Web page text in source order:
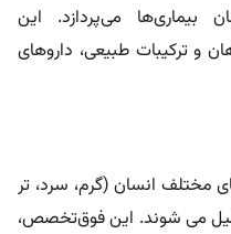
بیماری‌ها می‌پردازد. این
ترکیبات طبیعی، داروهای
انسان (گرم، سرد، تر
می شوند. این فوق‌تخصص،